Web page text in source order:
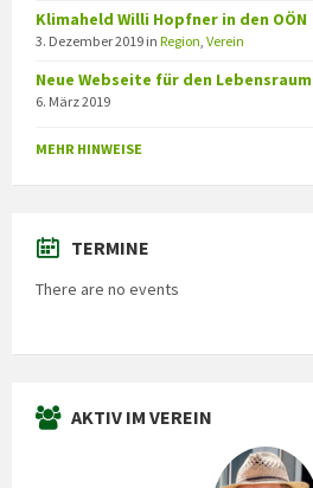
Klimaheld Willi Hopfner in den OÖN
3. Dezember 2019 in Region, Verein
Neue Webseite für den Lebensraum
6. März 2019
MEHR HINWEISE
TERMINE
There are no events
AKTIV IM VEREIN